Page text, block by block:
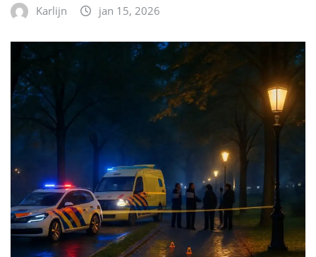
Karlijn jan 15, 2026